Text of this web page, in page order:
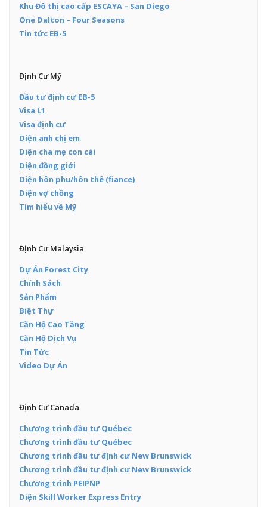
Khu Đô thị cao cấp ESCAYA – San Diego
One Dalton – Four Seasons
Tin tức EB-5
Định Cư Mỹ
Đầu tư định cư EB-5
Visa L1
Visa định cư
Diện anh chị em
Diện cha mẹ con cái
Diện đồng giới
Diện hôn phu/hôn thê (fiance)
Diện vợ chồng
Tìm hiểu về Mỹ
Định Cư Malaysia
Dự Án Forest City
Chính Sách
Sản Phẩm
Biệt Thự
Căn Hộ Cao Tầng
Căn Hộ Dịch Vụ
Tin Tức
Video Dự Án
Định Cư Canada
Chương trình đầu tư Québec
Chương trình đầu tư Québec
Chương trình đầu tư định cư New Brunswick
Chương trình đầu tư định cư New Brunswick
Chương trình PEIPNP
Diện Skill Worker Express Entry